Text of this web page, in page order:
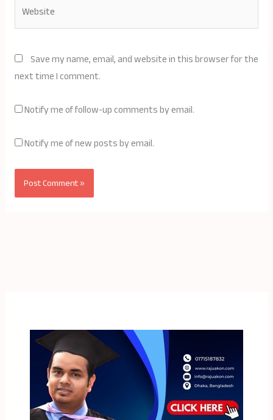
Save my name, email, and website in this browser for the
next time I comment.
Notify me of follow-up comments by email.
Notify me of new posts by email.